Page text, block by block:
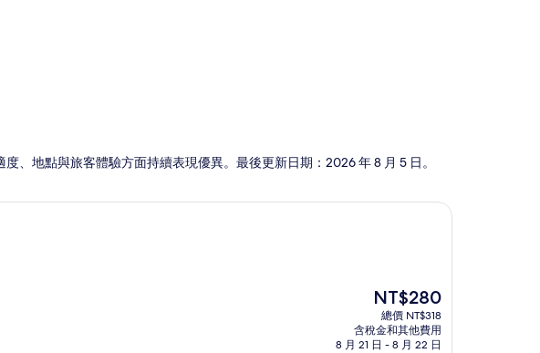
、地點與旅客體驗方面持續表現優異。最後更新日期： 2026 年 8 月 5 日。
現
在
價
格
NT$280
總價 NT$318
含稅金和其他費用
8 月 21 日 - 8 月 22 日